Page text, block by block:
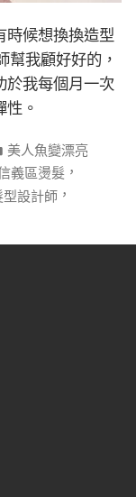
時候想換換造型
幫我顧好好的，
於我每個月一次
。
美人魚變漂亮
義區燙髮 ，
型設計師 ，